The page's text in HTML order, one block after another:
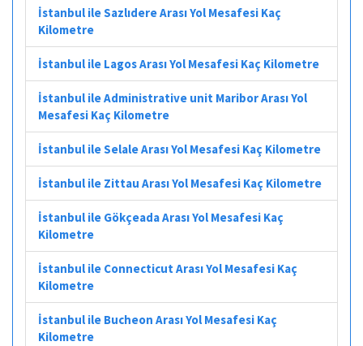
İstanbul ile Sazlıdere Arası Yol Mesafesi Kaç
Kilometre
İstanbul ile Lagos Arası Yol Mesafesi Kaç Kilometre
İstanbul ile Administrative unit Maribor Arası Yol
Mesafesi Kaç Kilometre
İstanbul ile Selale Arası Yol Mesafesi Kaç Kilometre
İstanbul ile Zittau Arası Yol Mesafesi Kaç Kilometre
İstanbul ile Gökçeada Arası Yol Mesafesi Kaç
Kilometre
İstanbul ile Connecticut Arası Yol Mesafesi Kaç
Kilometre
İstanbul ile Bucheon Arası Yol Mesafesi Kaç
Kilometre